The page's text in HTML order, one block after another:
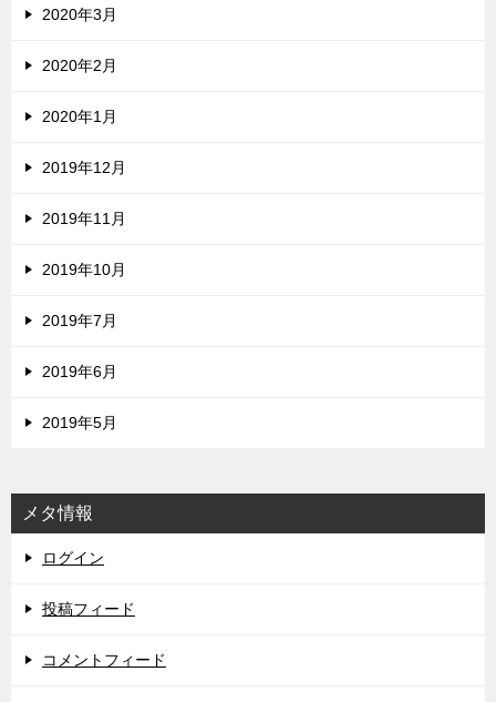
2020年3月
2020年2月
2020年1月
2019年12月
2019年11月
2019年10月
2019年7月
2019年6月
2019年5月
メタ情報
ログイン
投稿フィード
コメントフィード